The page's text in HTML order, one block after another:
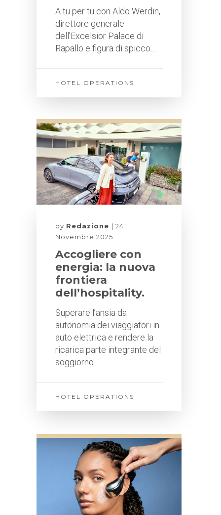
A tu per tu con Aldo Werdin,
direttore generale
dell’Excelsior Palace di
Rapallo e figura di spicco…
HOTEL OPERATIONS
by Redazione
24
Novembre 2025
Accogliere con
energia: la nuova
frontiera
dell’hospitality.
Superare l’ansia da
autonomia dei viaggiatori in
auto elettrica e rendere la
ricarica parte integrante del
soggiorno…
HOTEL OPERATIONS